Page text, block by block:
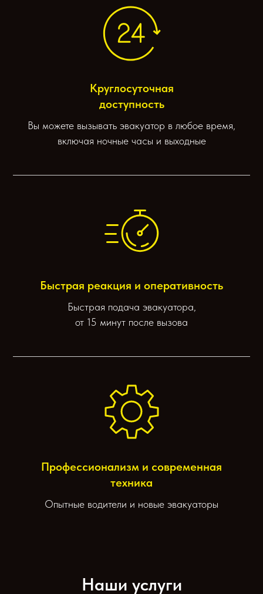
Круглосуточная
доступность
Вы можете вызывать эвакуатор в любое время,
включая ночные часы и выходные
Быстрая реакция и оперативность
Быстрая подача эвакуатора,
от 15 минут после вызова
Профессионализм и современная
техника
Опытные водители и новые эвакуаторы
Наши услуги